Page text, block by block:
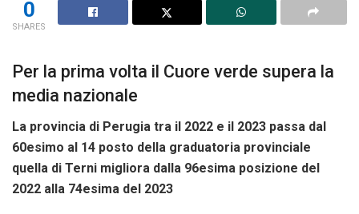
0
SHARES
Per la prima volta il Cuore verde supera la
media nazionale
La provincia di Perugia tra il 2022 e il 2023 passa dal
60esimo al 14 posto della graduatoria provinciale
quella di Terni migliora dalla 96esima posizione del
2022 alla 74esima del 2023